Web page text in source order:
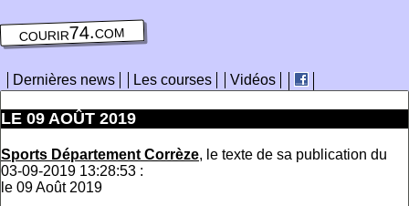
courir74.com
Dernières news Les courses Vidéos
LE 09 AOÛT 2019
Sports Département Corrèze, le texte de sa publication du
03-09-2019 13:28:53 :
le 09 Août 2019